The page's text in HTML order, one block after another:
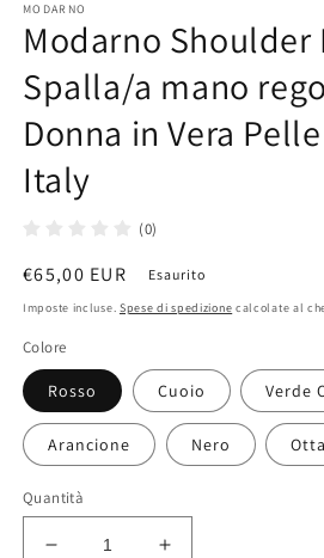
finestra
modale
MODARNO
Modarno Shoulder
Spalla/a mano
Donna in Vera
Italy
(0)
Prezzo
di
€65,00 EUR Esaurito
Imposte incluse. Spese di spedizione calcolate al
Colore
Rosso Cuoio Verde
Arancione Nero
Quantità